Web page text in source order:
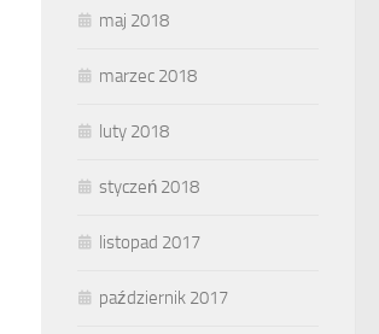
maj 2018
marzec 2018
luty 2018
styczeń 2018
listopad 2017
październik 2017